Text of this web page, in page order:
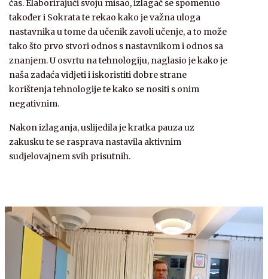
čas. Elaborirajući svoju misao, izlagač se spomenuo
također i Sokrata te rekao kako je važna uloga
nastavnika u tome da učenik zavoli učenje, a to može
tako što prvo stvori odnos s nastavnikom i odnos sa
znanjem. U osvrtu na tehnologiju, naglasio je kako je
naša zadaća vidjeti i iskoristiti dobre strane
korištenja tehnologije te kako se nositi s onim
negativnim.
Nakon izlaganja, uslijedila je kratka pauza uz
zakusku te se rasprava nastavila aktivnim
sudjelovajnem svih prisutnih.